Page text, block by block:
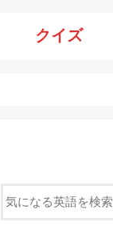
クイズ